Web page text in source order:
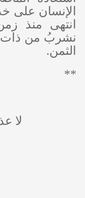
الإنسان على
انتهى منذ
نشربُ من ذات
الثمن.
**
لا